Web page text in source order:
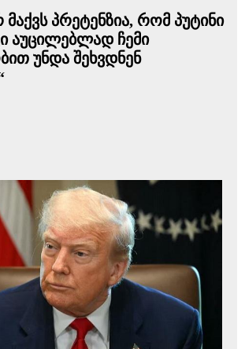
პრეტენზია, რომ პუტინი
აუცილებლად ჩემი
უნდა შეხვდნენ